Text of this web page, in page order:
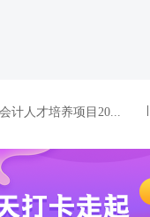
计人才培养项目20...